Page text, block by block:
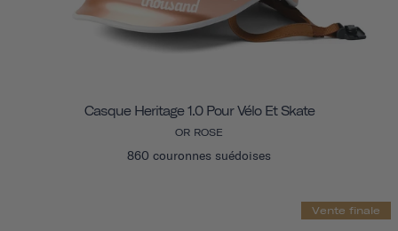
Casque Heritage 1.0 Pour Vélo Et Skate
OR ROSE
860 couronnes suédoises
Vente finale